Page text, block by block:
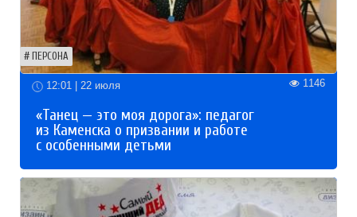
ПЕРСОНА
12:01 | 22 июля 1146
«Танец — это моя дорога»: педагог
из Каменска о призвании и работе
с особенными детьми